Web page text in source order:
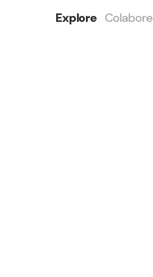
Explore Colabore